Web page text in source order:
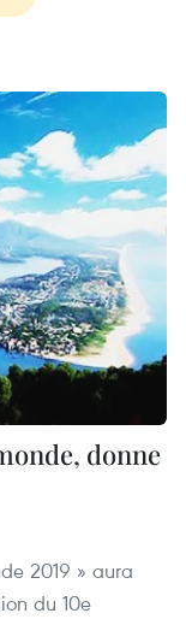
donne
2019 » aura
du 10e